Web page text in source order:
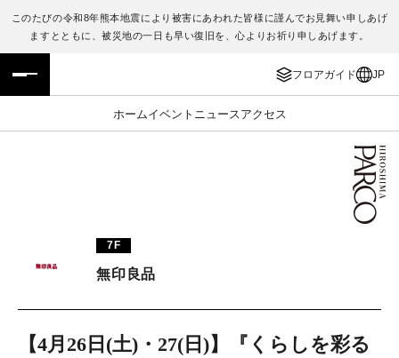
このたびの令和8年熊本地震により被害にあわれた皆様に謹んでお見舞い申しあげ
ますとともに、被災地の一日も早い復旧を、心よりお祈り申しあげます。
フロアガイド JP
ホームイベント ニュース アクセス
フロアガイド
施設案内・アクセス
TAX FREE
ENGLISH
繁体字
日本語
7F
無印良品
【4月26日(土)・27(日)】『くらしを彩る